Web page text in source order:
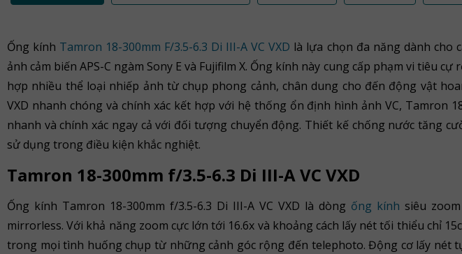
Ống kính Tamron 18-300mm F/3.5-6.3 Di III-A VC VXD là lựa chọn đa năng dành cho
ảnh cảm biến APS-C ngàm Sony E và Fujifilm X. Ống kính này cung cấp phạm vi tiêu
hợp nhiều thể loại nhiếp ảnh từ chụp phong cảnh, chân dung cho đến động vật
VXD nhanh chóng và chính xác kết hợp với hệ thống ổn định hình ảnh VC, Tamron
nhanh và chính xác ngay cả với đối tượng chuyển động. Thiết kế chống nước tăng
sử dụng trong điều kiện khắc nghiệt.
Tamron 18-300mm f/3.5-6.3 Di III-A VC VXD
Ống kính Tamron 18-300mm f/3.5-6.3 Di III-A VC VXD là dòng ống kính siêu
mirrorless. Với khả năng zoom cực lớn tới 16.6x và khoảng cách lấy nét tối thiểu chỉ
trong mọi tình huống chụp từ những cảnh góc rộng đến telephoto. Động cơ lấy nét